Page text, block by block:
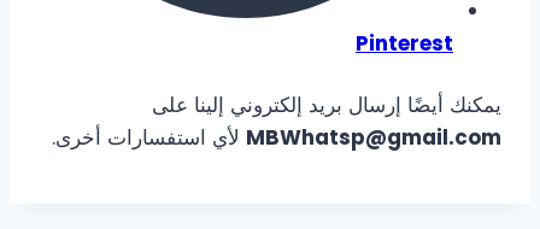
Pinterest
يمكنك أيضًا إرسال بريد إلكتروني إلينا على
MBWhatsp@gmail.com لأي استفسارات أخرى.